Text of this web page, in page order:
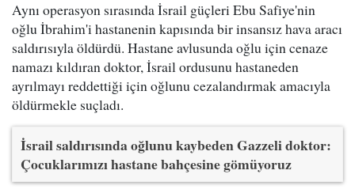
Aynı operasyon sırasında İsrail güçleri Ebu Safiye'nin
oğlu İbrahim'i hastanenin kapısında bir insansız hava aracı
saldırısıyla öldürdü. Hastane avlusunda oğlu için cenaze
namazı kıldıran doktor, İsrail ordusunu hastaneden
ayrılmayı reddettiği için oğlunu cezalandırmak amacıyla
öldürmekle suçladı.
İsrail saldırısında oğlunu kaybeden Gazzeli doktor:
Çocuklarımızı hastane bahçesine gömüyoruz